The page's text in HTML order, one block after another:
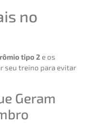
no
tipo 2 e os
seu treino para evitar
Geram